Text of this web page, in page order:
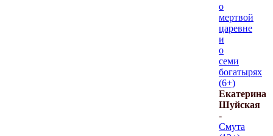
о
мертвой
царевне
и
о
семи
богатырях
(6+)
Екатерина
Шуйская
-
Смута